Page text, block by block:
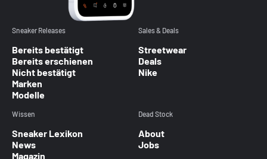
Sneaker Releases
Bereits bestätigt
Bereits erschienen
Nicht bestätigt
Marken
Modelle
Sales & Deals
Streetwear
Deals
Nike
Wissen
Sneaker Lexikon
News
Magazin
Dead Stock
About
Jobs